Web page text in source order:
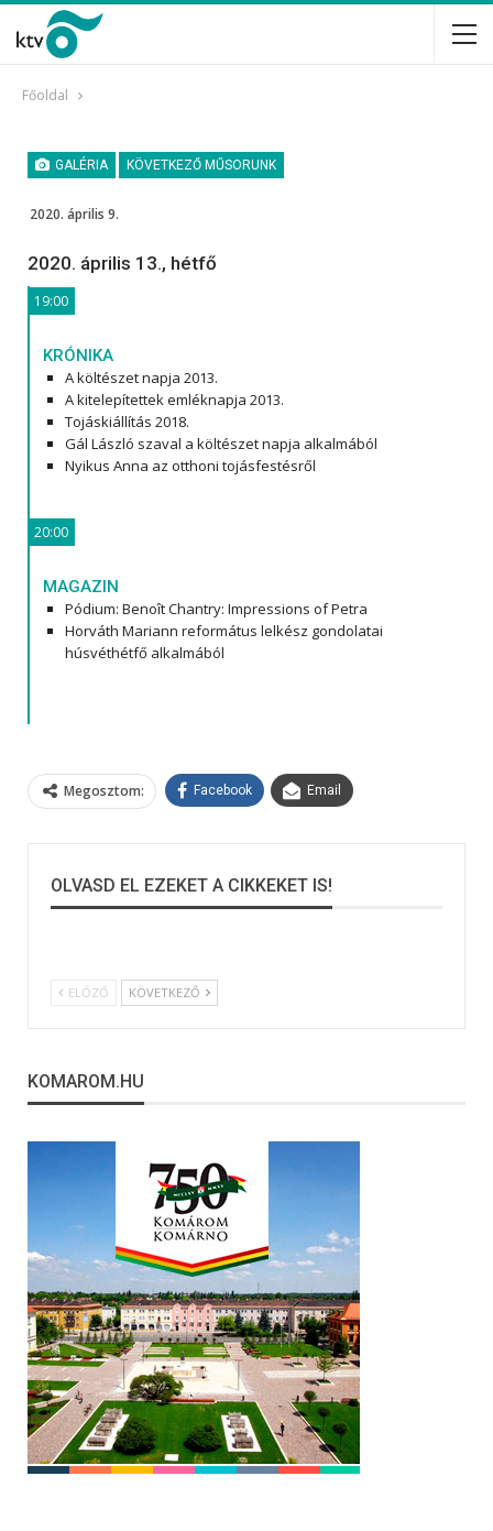
Főoldal
GALÉRIA KÖVETKEZŐ MŰSORUNK
2020. április 9.
2020. április 13., hétfő
19:00
KRÓNIKA
A költészet napja 2013.
A kitelepítettek emléknapja 2013.
Tojáskiállítás 2018.
Gál László szaval a költészet napja alkalmából
Nyikus Anna az otthoni tojásfestésről
20:00
MAGAZIN
Pódium: Benoît Chantry: Impressions of Petra
Horváth Mariann református lelkész gondolatai
húsvéthétfő alkalmából
Megosztom: Facebook Email
OLVASD EL EZEKET A CIKKEKET IS!
ELŐZŐ KÖVETKEZŐ
KOMAROM.HU